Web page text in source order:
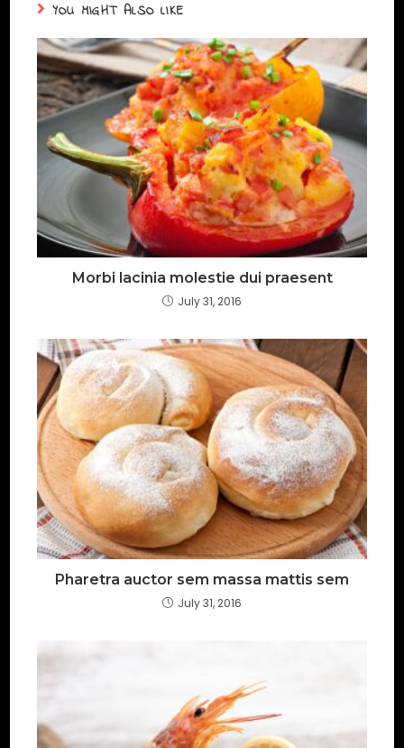
YOU MIGHT ALSO LIKE
Morbi lacinia molestie dui praesent
July 31, 2016
Pharetra auctor sem massa mattis sem
July 31, 2016